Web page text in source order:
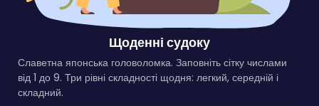
Щоденні судоку
Славетна японська головоломка. Заповніть сітку числами
від 1 до 9. Три рівні складності щодня: легкий, середній і
складний.